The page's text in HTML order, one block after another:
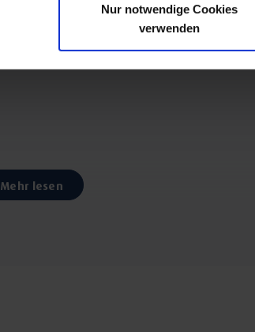
Nur notwendige Cookies
verwenden
Mehr lesen